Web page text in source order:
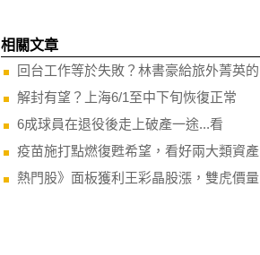
相關文章
回台工作等於失敗？林書豪給旅外菁英的
解封有望？上海6/1至中下旬恢復正常
6成球員在退役後走上破產一途...看
疫苗施打點燃復甦希望，看好兩大類資產
熱門股》面板獲利王彩晶股漲，雙虎價量